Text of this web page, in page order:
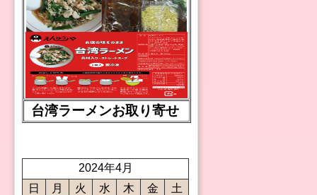
台湾ラーメンお取り寄せ
2024年4月
日
月 火 水 木 金
土